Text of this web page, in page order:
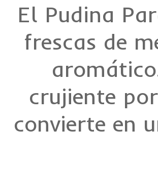
El Pudina
frescas de
crujiente
convierte en